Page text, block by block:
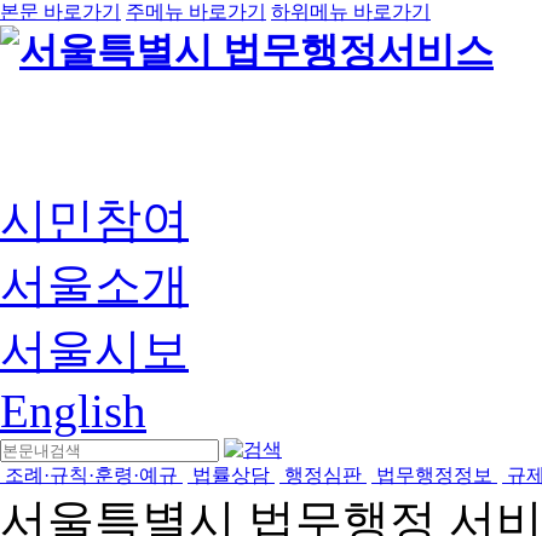
본문 바로가기 주메뉴 바로가기 하위메뉴 바로가기
시민참여
서울소개
서울시보
English
조례·규칙·훈령·예규 법률상담 행정심판 법무행정정보 규
서울특별시 법무행정 서